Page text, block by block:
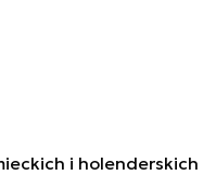
i holenderskich